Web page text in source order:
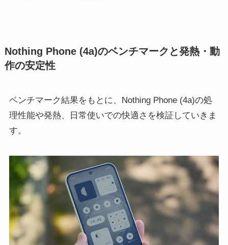
Nothing Phone (4a)のベンチマークと発熱・動
作の安定性
ベンチマーク結果をもとに、Nothing Phone (4a)の処
理性能や発熱、日常使いでの快適さを検証していきま
す。